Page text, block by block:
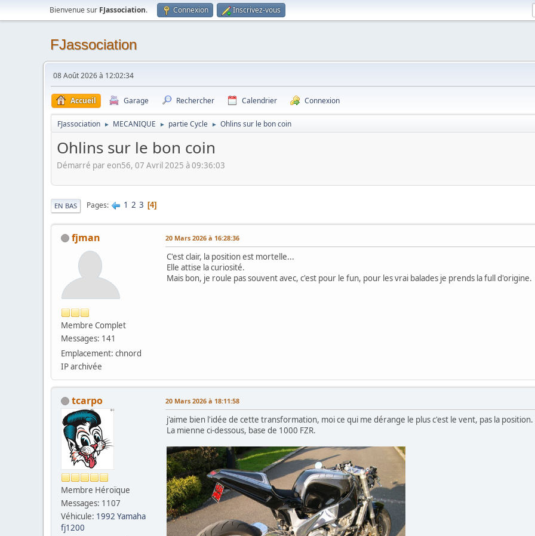
Bienvenue sur FJassociation. Connexion Inscrivez-vous
FJassociation
08 Août 2026 à 12:02:34
Accueil Garage Rechercher Calendrier Connexion
FJassociation ► MECANIQUE ► partie Cycle ► Ohlins sur le bon coin
Ohlins sur le bon coin
Démarré par eon56, 07 Avril 2025 à 09:36:03
EN BAS Pages 1 2 3 4
fjman
Membre Complet
Messages: 141
Emplacement: chnord
IP archivée
20 Mars 2026 à 16:28:36
C'est clair, la position est mortelle...
Elle attise la curiosité.
Mais bon, je roule pas souvent avec, c'est pour le fun, pour les vrai balades je prends la full d'origine.
tcarpo
Membre Héroïque
Messages: 1107
Véhicule: 1992 Yamaha
fj1200
20 Mars 2026 à 18:11:58
j'aime bien l'idée de cette transformation, moi ce qui me dérange le plus c'est le vent, pas la position.
La mienne ci-dessous, base de 1000 FZR.